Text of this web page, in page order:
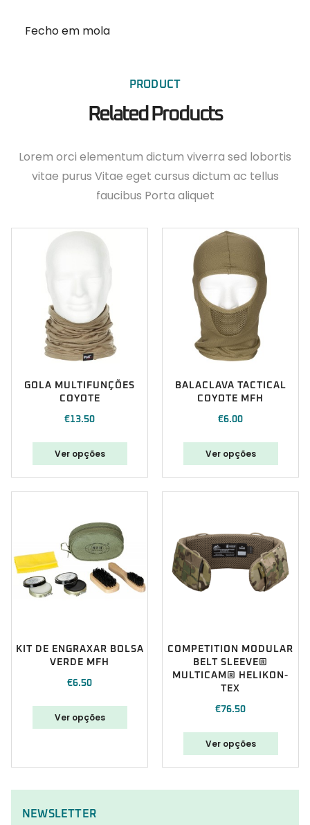
Fecho em mola
PRODUCT
Related Products
Lorem orci elementum dictum viverra sed lobortis
vitae purus Vitae eget cursus dictum ac tellus
faucibus Porta aliquet
GOLA MULTIFUNÇÕES
COYOTE
€13.50
Ver opções
BALACLAVA TACTICAL
COYOTE MFH
€6.00
Ver opções
KIT DE ENGRAXAR BOLSA
VERDE MFH
€6.50
Ver opções
COMPETITION MODULAR
BELT SLEEVE®
MULTICAM® HELIKON-
TEX
€76.50
Ver opções
NEWSLETTER